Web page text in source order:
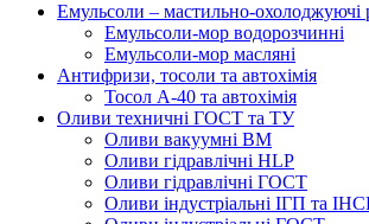
Емульсоли – мастильно-охолоджуючі
Емульсоли-мор водорозчинні
Емульсоли-мор масляні
Антифризи, тосоли та автохімія
Тосол А-40 та автохімія
Оливи техничні ГОСТ та ТУ
Оливи вакуумні ВМ
Оливи гідравлічні HLP
Оливи гідравлічні ГОСТ
Оливи індустріальні ІГП та